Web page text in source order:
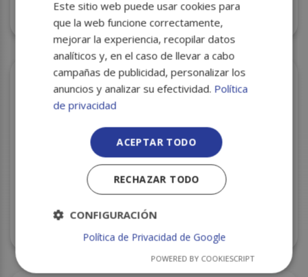
SERVILLETAS 40X40 VERDE 2H C/24
Este sitio web puede usar cookies para
que la web funcione correctamente,
mejorar la experiencia, recopilar datos
analíticos y, en el caso de llevar a cabo
campañas de publicidad, personalizar los
anuncios y analizar su efectividad. Política
de privacidad
ACEPTAR TODO
RECHAZAR TODO
CONFIGURACIÓN
Política de Privacidad de Google
POWERED BY COOKIESCRIPT